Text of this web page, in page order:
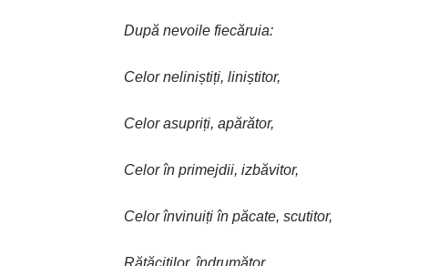
După nevoile fiecăruia:
Celor neliniștiți, liniștitor,
Celor asupriți, apărător,
Celor în primejdii, izbăvitor,
Celor învinuiți în păcate, scutitor,
Rătăciților, îndrumător,